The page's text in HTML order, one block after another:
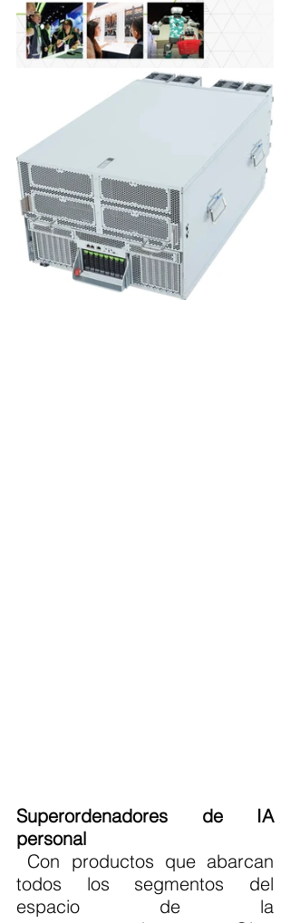
Superordenadores de IA
personal
todos los segmentos del
espacio de la